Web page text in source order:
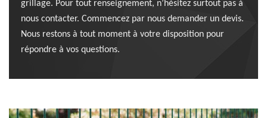
grillage. Pour tout renseignement, n’hésitez surtout pas à
nous contacter. Commencez par nous demander un devis.
Nous restons à tout moment à votre disposition pour
répondre à vos questions.